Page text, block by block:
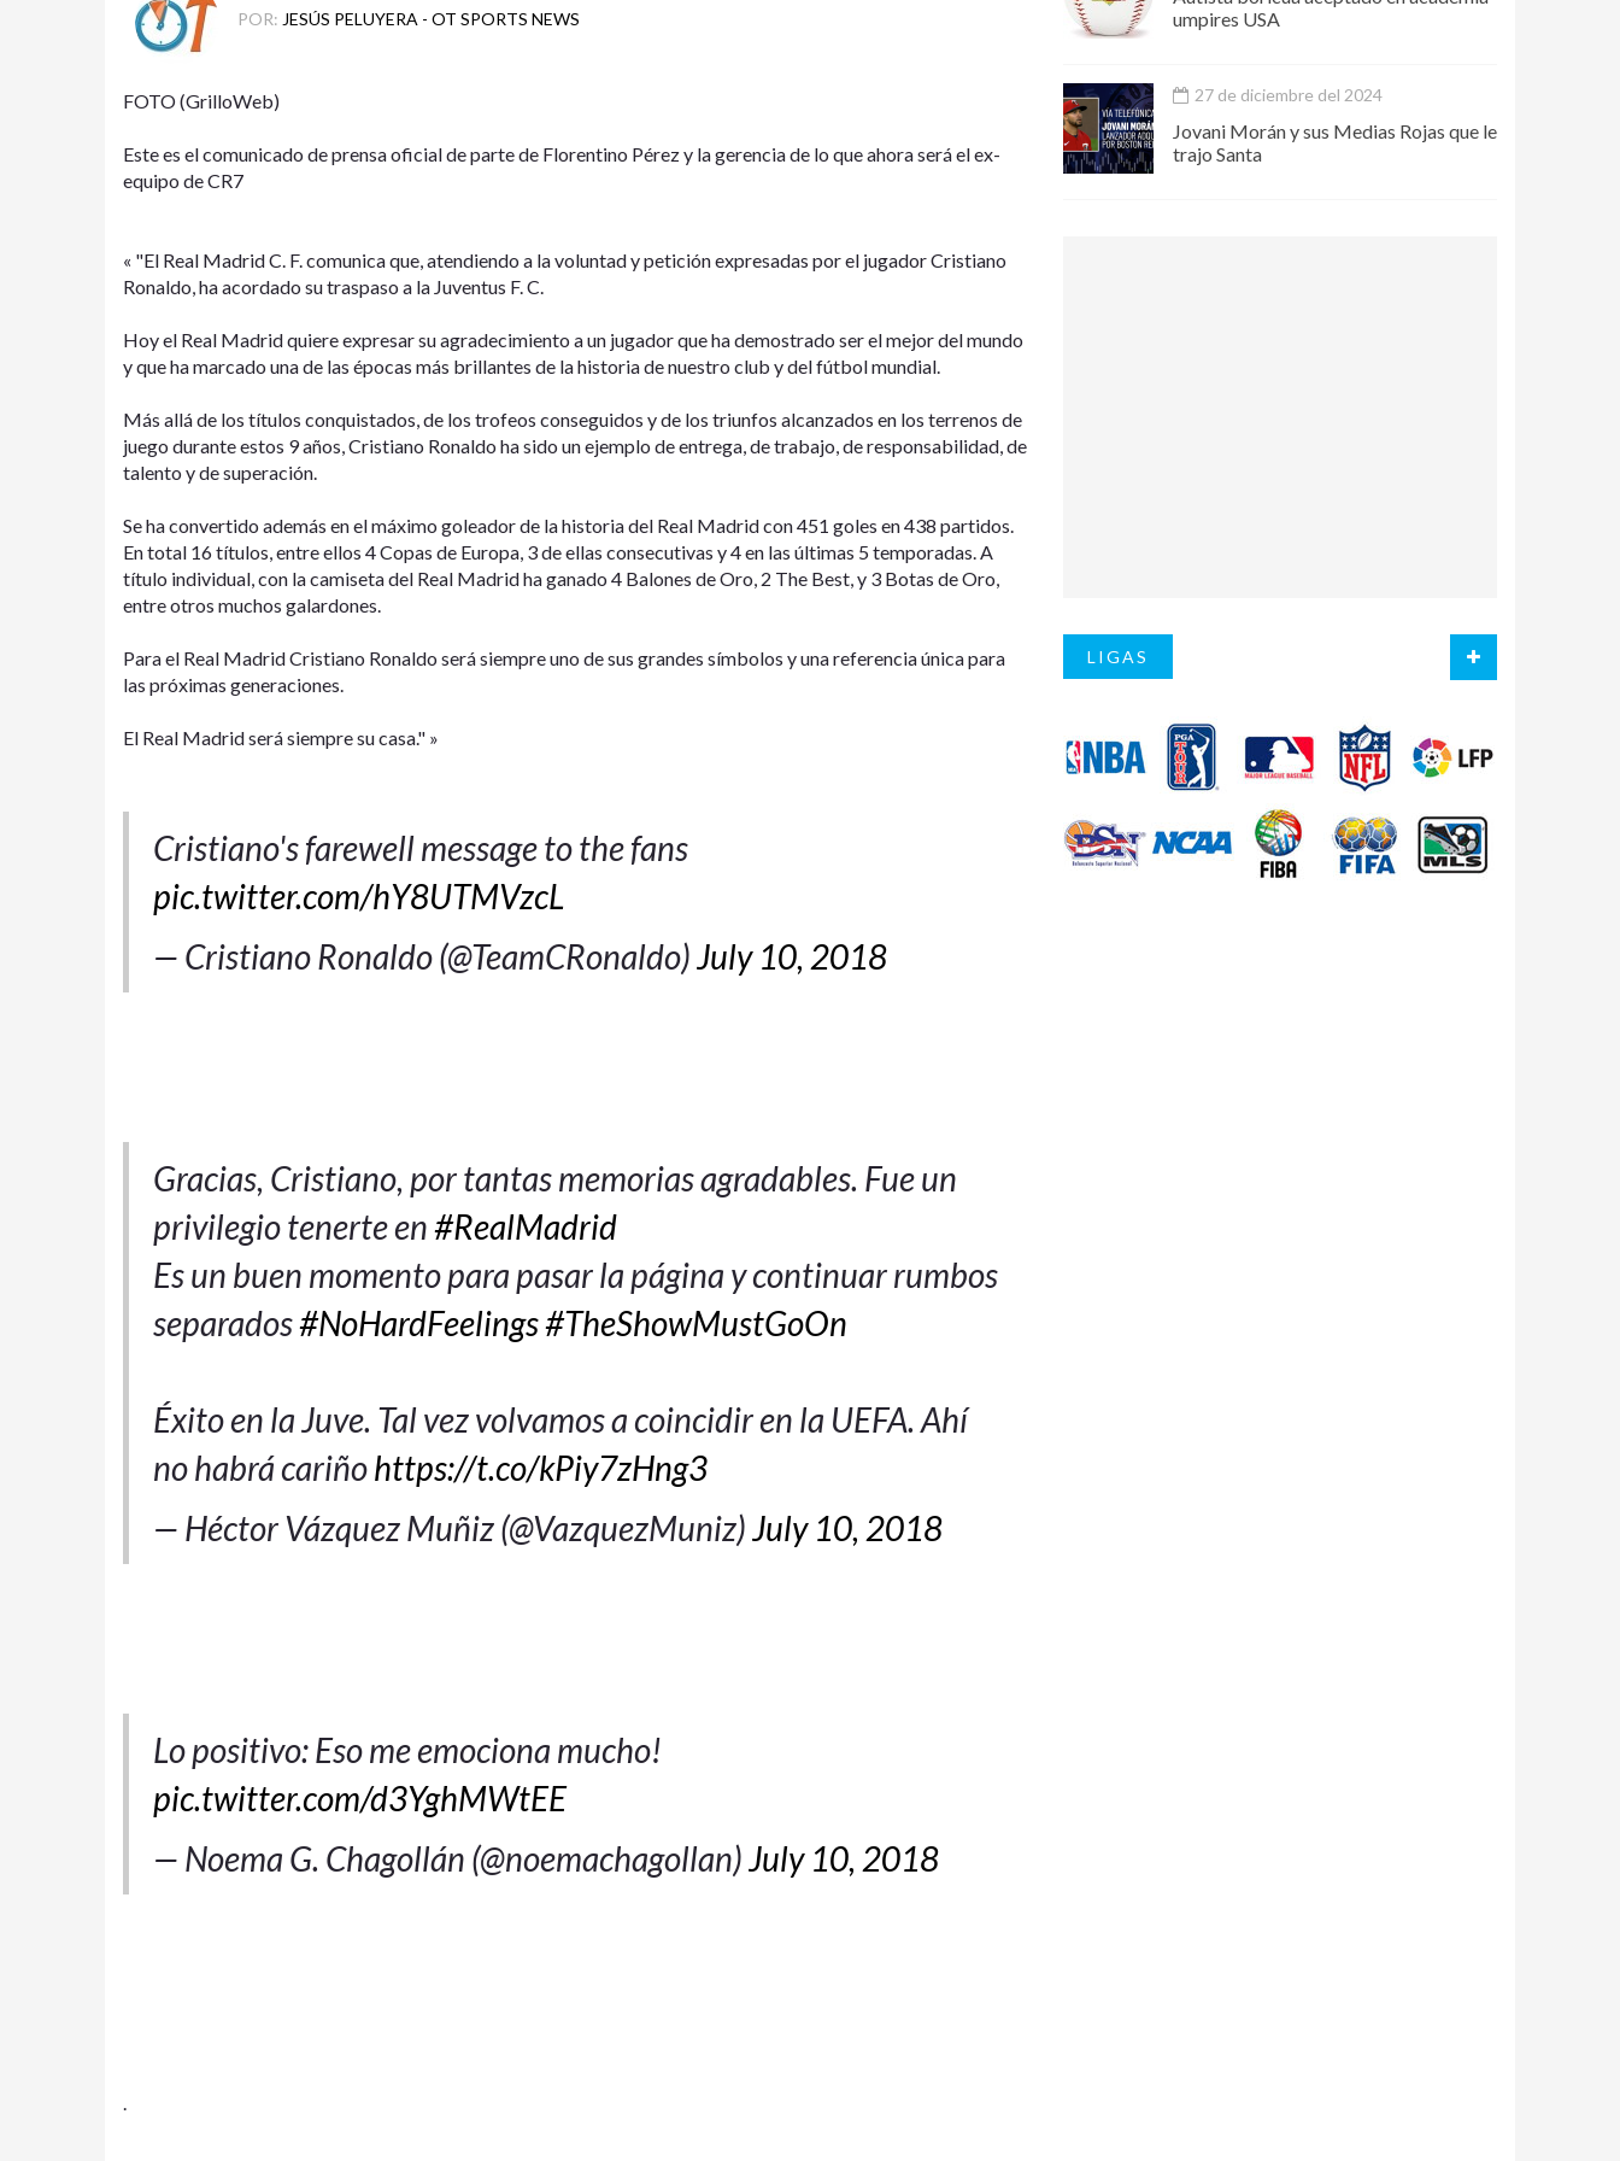
POR: JESÚS PELUYERA - OT SPORTS NEWS
FOTO (GrilloWeb)
Este es el comunicado de prensa oficial de parte de Florentino Pérez y la gerencia de lo que ahora será el ex-
equipo de CR7
« "El Real Madrid C. F. comunica que, atendiendo a la voluntad y petición expresadas por el jugador Cristiano
Ronaldo, ha acordado su traspaso a la Juventus F. C.
Hoy el Real Madrid quiere expresar su agradecimiento a un jugador que ha demostrado ser el mejor del mundo
y que ha marcado una de las épocas más brillantes de la historia de nuestro club y del fútbol mundial.
Más allá de los títulos conquistados, de los trofeos conseguidos y de los triunfos alcanzados en los terrenos de
juego durante estos 9 años, Cristiano Ronaldo ha sido un ejemplo de entrega, de trabajo, de responsabilidad, de
talento y de superación.
Se ha convertido además en el máximo goleador de la historia del Real Madrid con 451 goles en 438 partidos.
En total 16 títulos, entre ellos 4 Copas de Europa, 3 de ellas consecutivas y 4 en las últimas 5 temporadas. A
título individual, con la camiseta del Real Madrid ha ganado 4 Balones de Oro, 2 The Best, y 3 Botas de Oro,
entre otros muchos galardones.
Para el Real Madrid Cristiano Ronaldo será siempre uno de sus grandes símbolos y una referencia única para
las próximas generaciones.
El Real Madrid será siempre su casa." »
Cristiano's farewell message to the fans
pic.twitter.com/hY8UTMVzcL
— Cristiano Ronaldo (@TeamCRonaldo)July 10, 2018
Gracias, Cristiano, por tantas memorias agradables. Fue un
privilegio tenerte en#RealMadrid
Es un buen momento para pasar la página y continuar rumbos
separados#NoHardFeelings#TheShowMustGoOn
Éxito en la Juve. Tal vez volvamos a coincidir en la UEFA. Ahí
no habrá cariñohttps://t.co/kPiy7zHng3
— Héctor Vázquez Muñiz (@VazquezMuniz)July 10, 2018
Lo positivo: Eso me emociona mucho!
pic.twitter.com/d3YghMWtEE
— Noema G. Chagollán (@noemachagollan)July 10, 2018
umpires USA
27 de diciembre del 2024
Jovani Morán y sus Medias Rojas que le
trajo Santa
LIGAS